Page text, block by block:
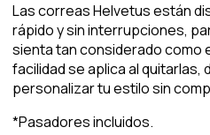
Las correas Helvetus están
rápido y sin interrupciones,
sienta tan considerado como
facilidad se aplica al quitarlas,
personalizar tu estilo sin
*Pasadores incluidos.